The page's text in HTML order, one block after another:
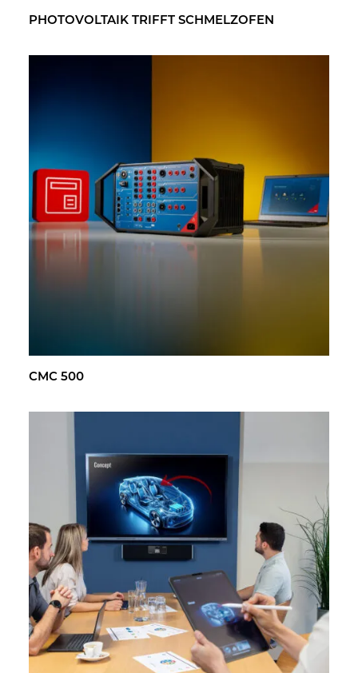
PHO­TO­VOL­TA­IK TRIFFT SCHMELZ­OFEN
CMC 500